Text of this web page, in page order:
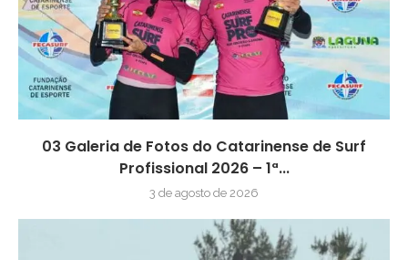
03 Galeria de Fotos do Catarinense de Surf
Profissional 2026 – 1ª...
3 de agosto de 2026